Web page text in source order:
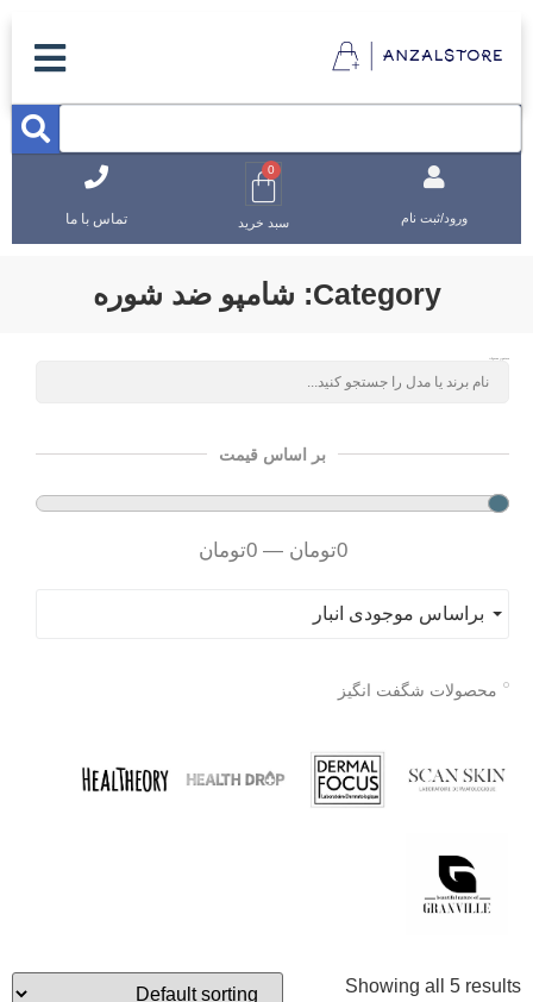
ورود/ثبت نام
0
سبد خرید تماس با ما
Category: شامپو ضد شوره
بر اساس قیمت
0تومان —
0تومان
براساس موجودی انبار
محصولات شگفت انگیز
Showing all 5 results